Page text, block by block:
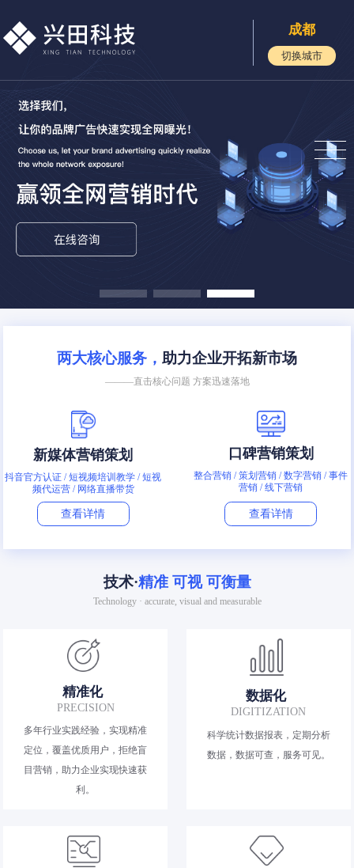
成都
切换城市
两大核心服务， 助力企业开拓新市场
———直击核心问题 方案迅速落地
新媒体营销策划
抖音官方认证 / 短视频培训教学 / 短视
频代运营 / 网络直播带货
查看详情
口碑营销策划
整合营销 / 策划营销 / 数字营销 / 事件
营销 / 线下营销
查看详情
技术·精准 可视 可衡量
Technology · accurate, visual and measurable
精准化
PRECISION
多年行业实践经验，实现精准
定位，覆盖优质用户，拒绝盲
目营销，助力企业实现快速获
利。
数据化
DIGITIZATION
科学统计数据报表，定期分析
数据，数据可查，服务可见。